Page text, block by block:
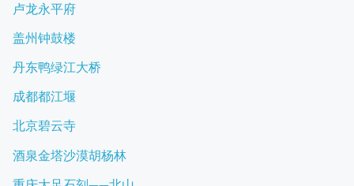
卢龙永平府
盖州钟鼓楼
丹东鸭绿江大桥
成都都江堰
北京碧云寺
酒泉金塔沙漠胡杨林